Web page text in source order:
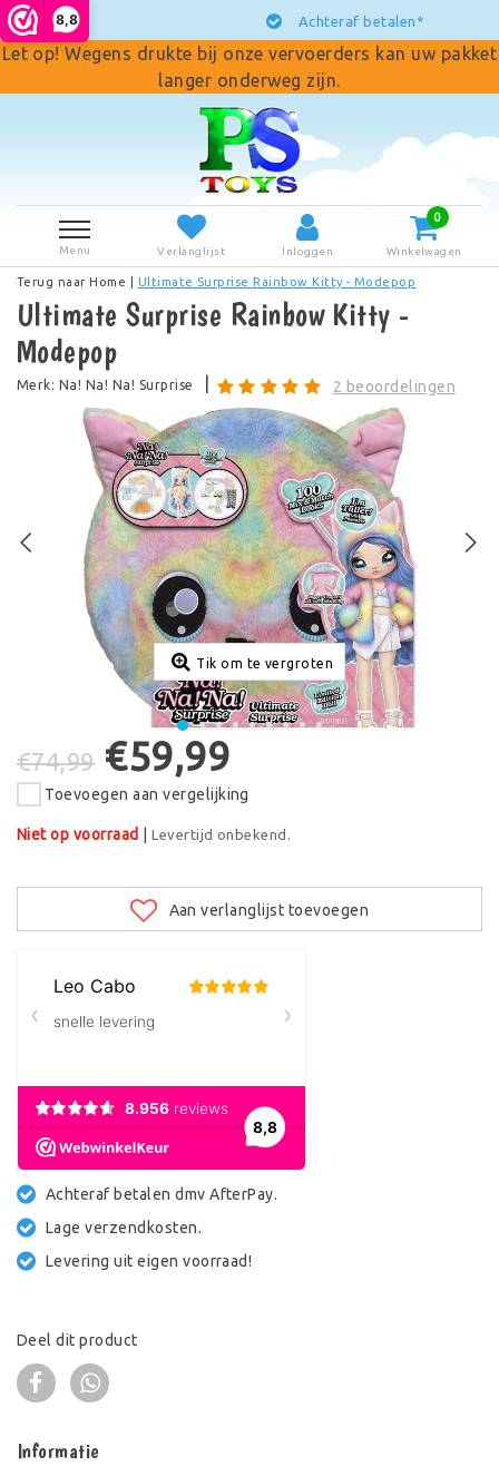
8,8 Achteraf betalen*
Let op! Wegens drukte bij onze vervoerders kan uw pakket
langer onderweg zijn.
Menu Verlanglijst Inloggen
0
Winkelwagen
Terug naar Home Ultimate Surprise Rainbow Kitty - Modepop
Ultimate Surprise Rainbow Kitty -
Modepop
Merk: Na! Na! Na! Surprise 2 beoordelingen
Tik om te vergroten
€74,99 €59,99
Toevoegen aan vergelijking
Niet op voorraad |Levertijd onbekend.
Aan verlanglijst toevoegen
Achteraf betalen dmv AfterPay.
Lage verzendkosten.
Levering uit eigen voorraad!
Deel dit product
Informatie